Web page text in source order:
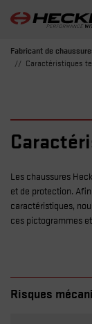
Fabricant de
Caractéristiques
Les chaussures
et de protection.
caractéristiques,
ces pictogrammes
Risques